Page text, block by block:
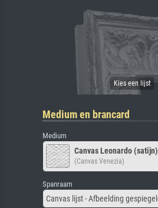
Medium en brancard
Medium
Canvas Leonardo (satijn)
(Canvas Venezia)
Spanraam